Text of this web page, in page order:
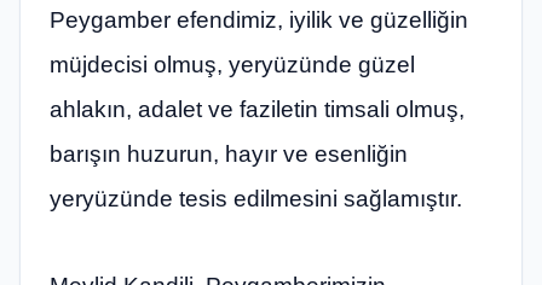
Peygamber efendimiz, iyilik ve güzelliğin
müjdecisi olmuş, yeryüzünde güzel
ahlakın, adalet ve faziletin timsali olmuş,
barışın huzurun, hayır ve esenliğin
yeryüzünde tesis edilmesini sağlamıştır.